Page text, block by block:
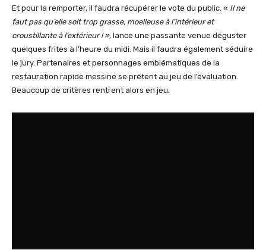
Et pour la remporter, il faudra récupérer le vote du public. « Il ne
faut pas qu’elle soit trop grasse, moelleuse à l’intérieur et
croustillante à l’extérieur ! », lance une passante venue déguster
quelques frites à l’heure du midi. Mais il faudra également séduire
le jury. Partenaires et personnages emblématiques de la
restauration rapide messine se prêtent au jeu de l’évaluation.
Beaucoup de critères rentrent alors en jeu.